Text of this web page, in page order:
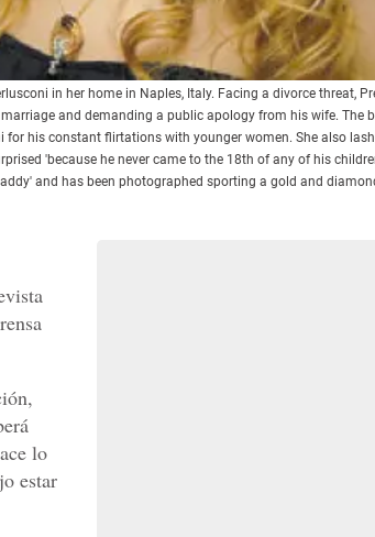
in her home in Naples, Italy. Facing a divorce threat,
and demanding a public apology from his wife. The
for his constant flirtations with younger women. She also
'because he never came to the 18th of any of his
and has been photographed sporting a gold and
lo
estar